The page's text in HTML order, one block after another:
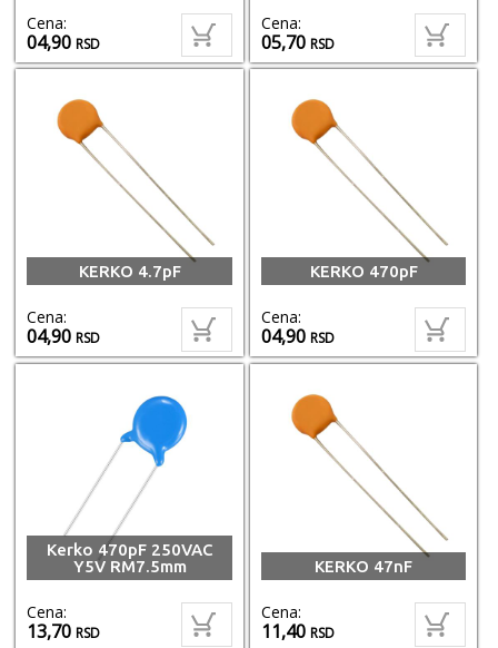
Cena:
04,90RSD
Cena:
05,70RSD
KERKO 4.7pF
Cena:
04,90RSD
KERKO 470pF
Cena:
04,90RSD
Kerko 470pF 250VAC
Y5V RM7.5mm
Cena:
13,70RSD
KERKO 47nF
Cena:
11,40RSD